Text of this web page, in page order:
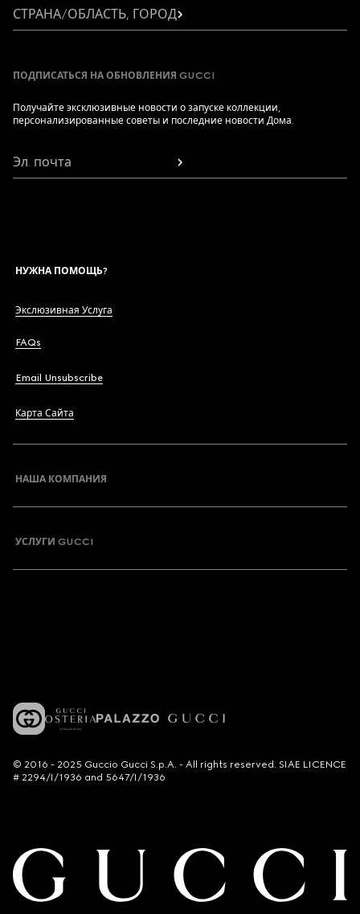
СТРАНА/ОБЛАСТЬ, ГОРОД
ПОДПИСАТЬСЯ НА ОБНОВЛЕНИЯ GUCCI
Получайте эксклюзивные новости о запуске коллекции,
персонализированные советы и последние новости Дома.
Эл. почта
НУЖНА ПОМОЩЬ?
Экслюзивная Услуга
FAQs
Email Unsubscribe
Карта Сайта
НАША КОМПАНИЯ
УСЛУГИ GUCCI
© 2016 - 2025 Guccio Gucci S.p.A. - All rights reserved. SIAE LICENCE
# 2294/I/1936 and 5647/I/1936